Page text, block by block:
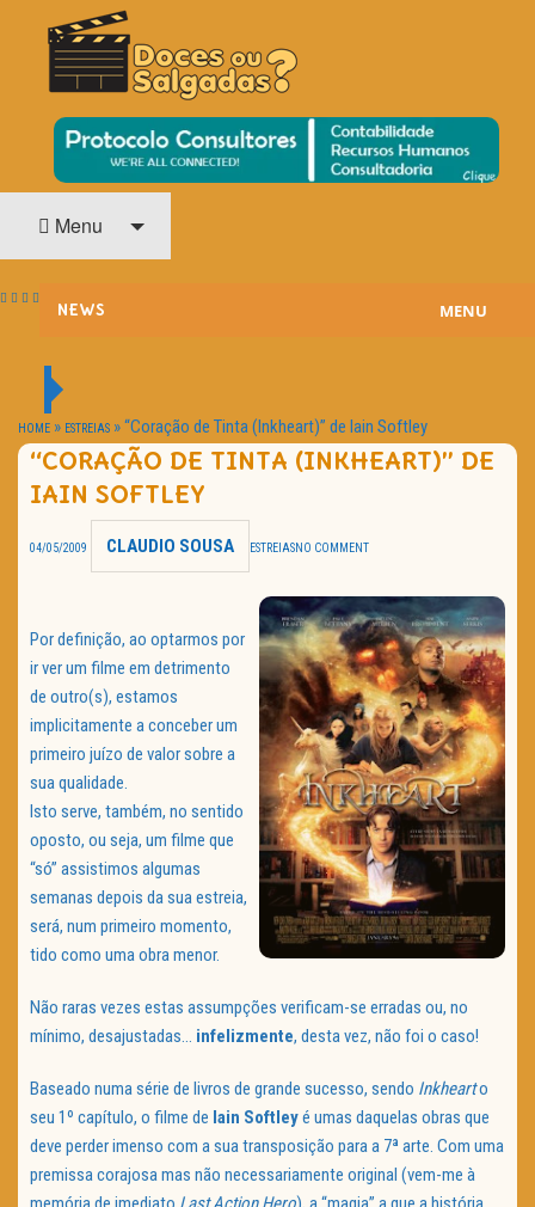
DOCES OU SALGADAS?
O Cinema? Uma Paixão!!
Menu
NEWS
PASSATEMPOS
HOME CINEMA
NOTA PESSOAL
TRAILER DO DIA
Política de Privacidade
MENU
HOME » ESTREIAS »“Coração de Tinta (Inkheart)” de Iain Softley
“CORAÇÃO DE TINTA (INKHEART)” DE
IAIN SOFTLEY
04/05/2009 CLAUDIO SOUSA ESTREIASNO COMMENT
Por definição, ao optarmos por
ir ver um filme em detrimento
de outro(s), estamos
implicitamente a conceber um
primeiro juízo de valor sobre a
sua qualidade.
Isto serve, também, no sentido
oposto, ou seja, um filme que
“só” assistimos algumas
semanas depois da sua estreia,
será, num primeiro momento,
tido como uma obra menor.
Não raras vezes estas assumpções verificam-se erradas ou, no
mínimo, desajustadas… infelizmente, desta vez, não foi o caso!
Baseado numa série de livros de grande sucesso, sendo Inkhearto
seu 1º capítulo, o filme de Iain Softleyé umas daquelas obras que
deve perder imenso com a sua transposição para a 7ª arte. Com uma
premissa corajosa mas não necessariamente original (vem-me à